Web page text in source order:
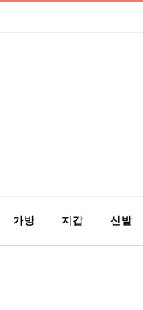
가방 지갑 신발